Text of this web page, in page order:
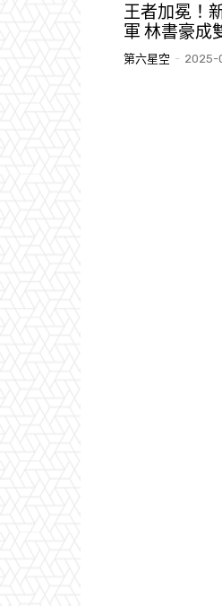
王者加冕！
軍 林書豪成
第六星空 - 2025-